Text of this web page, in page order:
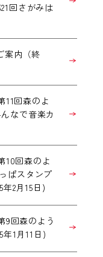
回さがみは
案内（終
11回森のよ
なで音楽カ
10回森のよ
ぱスタンプ
2月15日)
9回森のよう
1月11日)